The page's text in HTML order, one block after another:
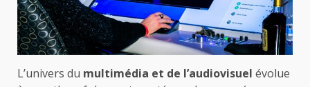
L’univers du multimédia et de l’audiovisuel évolue